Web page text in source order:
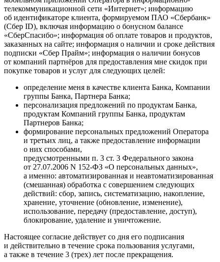
телекоммуникационной сети «Интернет»; информацию
об идентификаторе клиента, формируемом ПАО «Сбербанк»
(Сбер ID), включая информацию о бонусном балансе
«СберСпасибо»; информация об оплате товаров и продуктов,
заказанных на сайте; информация о наличии и сроке действия
подписки «Сбер Прайм»; информация о наличии бонусов
от компаний партнёров для предоставления мне скидок при
покупке товаров и услуг для следующих целей:
определение меня в качестве клиента Банка, Компании
группы Банка, Партнера Банка;
персонализация предложений по продуктам Банка,
продуктам Компаний группы Банка, продуктам
Партнеров Банка;
формирование персональных предложений Оператора
и третьих лиц, а также предоставление информации
о них способами,
предусмотренными п. 3 ст. 3 Федерального закона
от 27.07.2006 N 152-ФЗ «О персональных данных»,
а именно: автоматизированная и неавтоматизированная
(смешанная) обработка с совершением следующих
действий: сбор, запись, систематизацию, накопление,
хранение, уточнение (обновление, изменение),
использование, передачу (предоставление, доступ),
блокирование, удаление и уничтожение.
Настоящее согласие действует со дня его подписания
и действительно в течение срока пользования услугами,
а также в течение 3 (трех) лет после прекращения.